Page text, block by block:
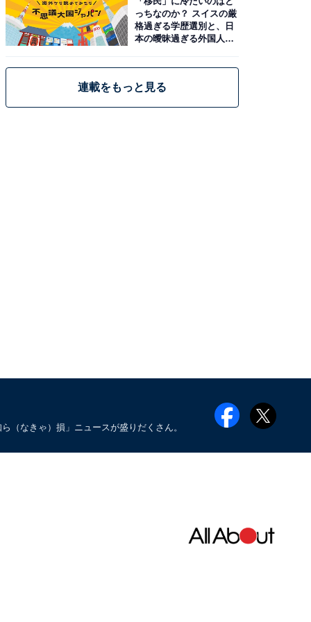
っちなのか？ スイスの厳
格過ぎる学歴選別と、日
本の曖昧過ぎる外国人政
連載をもっと見る
（なきゃ）損」ニュースが盛りだくさん。